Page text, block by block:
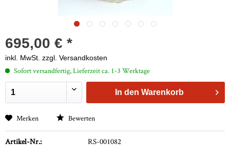
695,00 € *
inkl. MwSt. zzgl. Versandkosten
Sofort versandfertig, Lieferzeit ca. 1-3 Werktage
In den Warenkorb
Merken Bewerten
Artikel-Nr.: RS-001082